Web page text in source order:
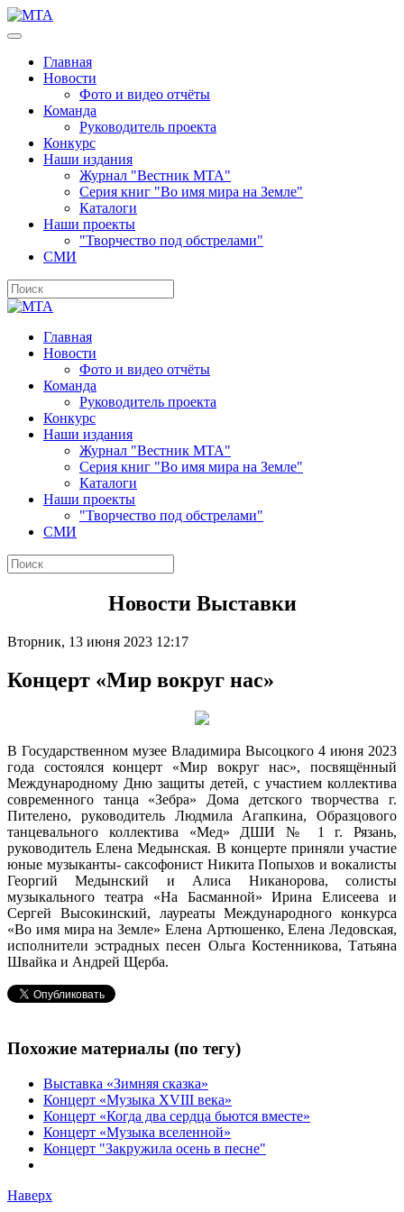
Главная
Новости
Фото и видео отчёты
Команда
Руководитель проекта
Конкурс
Наши издания
Журнал "Вестник МТА"
Серия книг "Во имя мира на Земле"
Каталоги
Наши проекты
"Творчество под обстрелами"
СМИ
Главная
Новости
Фото и видео отчёты
Команда
Руководитель проекта
Конкурс
Наши издания
Журнал "Вестник МТА"
Серия книг "Во имя мира на Земле"
Каталоги
Наши проекты
"Творчество под обстрелами"
СМИ
Новости Выставки
Вторник, 13 июня 2023 12:17
Концерт «Мир вокруг нас»
В Государственном музее Владимира Высоцкого 4 июня 2023
года состоялся концерт «Мир вокруг нас», посвящённый
Международному Дню защиты детей, с участием коллектива
современного танца «Зебра» Дома детского творчества г.
Пителено, руководитель Людмила Агапкина, Образцового
танцевального коллектива «Мед» ДШИ № 1 г. Рязань,
руководитель Елена Медынская. В концерте приняли участие
юные музыканты- саксофонист Никита Попыхов и вокалисты
Георгий Медынский и Алиса Никанорова, солисты
музыкального театра «На Басманной» Ирина Елисеева и
Сергей Высокинский, лауреаты Международного конкурса
«Во имя мира на Земле» Елена Артюшенко, Елена Ледовская,
исполнители эстрадных песен Ольга Костенникова, Татьяна
Швайка и Андрей Щерба.
Похожие материалы (по тегу)
Выставка «Зимняя сказка»
Концерт «Музыка XVIII века»
Концерт «Когда два сердца бьются вместе»
Концерт «Музыка вселенной»
Концерт "Закружила осень в песне"
Наверх